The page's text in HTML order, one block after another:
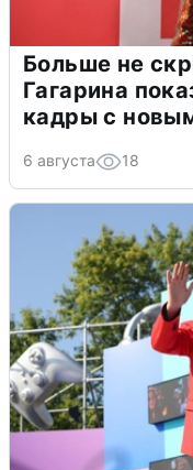
Больше не
Гагарина
кадры с
6 августа 18